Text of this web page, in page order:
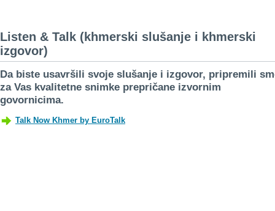
Listen & Talk (khmerski slušanje i khmerski
izgovor)
Da biste usavršili svoje slušanje i izgovor, pripremili
za Vas kvalitetne snimke prepričane izvornim
govornicima.